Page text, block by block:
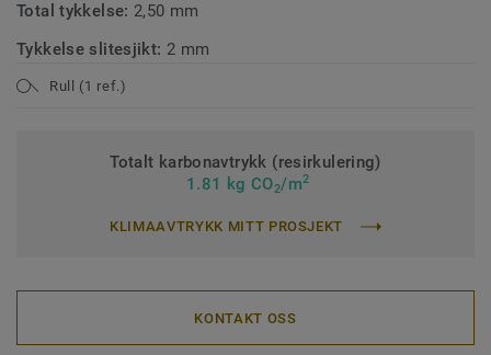
Total tykkelse: 2,50 mm
Tykkelse slitesjikt: 2 mm
Rull (1 ref.)
Totalt karbonavtrykk (resirkulering)
1.81 kg CO2/m2
KLIMAAVTRYKK MITT PROSJEKT
KONTAKT OSS